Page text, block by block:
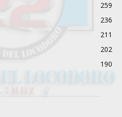
259
236
211
202
190